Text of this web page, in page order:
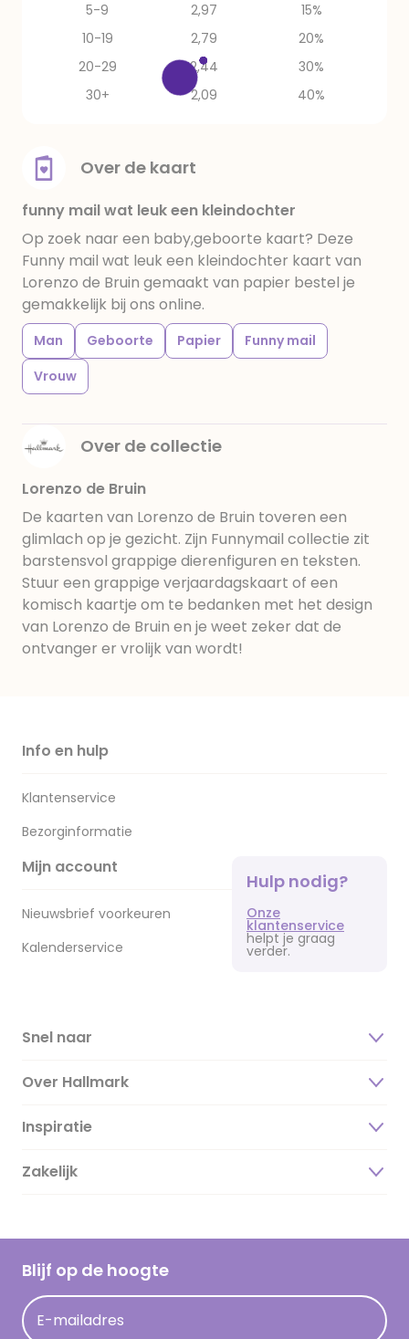
5-9
2,97
15%
10-19
2,79
20%
20-29
2,44
30%
30+
2,09 40%
Over de kaart
funny mail wat leuk een kleindochter
Op zoek naar een baby,geboorte kaart? Deze
Funny mail wat leuk een kleindochter kaart van
Lorenzo de Bruin gemaakt van papier bestel je
gemakkelijk bij ons online.
Man Geboorte Papier
Funny mail
Vrouw
Over de collectie
Lorenzo de Bruin
De kaarten van Lorenzo de Bruin toveren een
glimlach op je gezicht. Zijn Funnymail collectie zit
barstensvol grappige dierenfiguren en teksten.
Stuur een grappige verjaardagskaart of een
komisch kaartje om te bedanken met het design
van Lorenzo de Bruin en je weet zeker dat de
ontvanger er vrolijk van wordt!
Info en hulp
Klantenservice
Bezorginformatie
Mijn account
Nieuwsbrief voorkeuren
Kalenderservice
Hulp nodig?
Onze
klantenservice
helpt je graag
verder.
Snel naar
Over Hallmark
Over ons
Duurzaamheid
Hallmark Kaartclub
Acties
Persberichten
Inspiratie
Magazine
Cadeau inspiratie
Kaartinspiratie
Zakelijk
Blijf op de hoogte
E-mailadres